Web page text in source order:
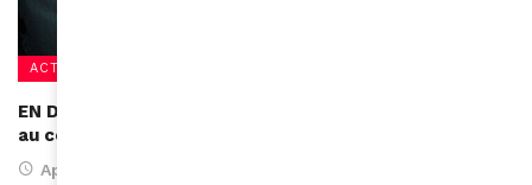
ACTUALITÉS
EN DIRECT – L’Afrique passe le cap des 600 morts dû
au coronavirus
April 10, 2020